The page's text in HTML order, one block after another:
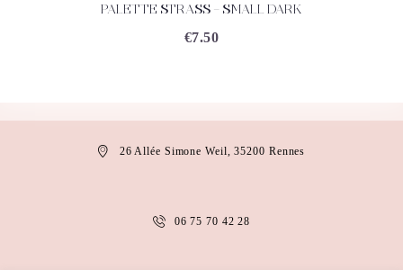
ACHETEZ DÉTAILS
PALETTE STRASS – SMALL DARK
€7.50
26 Allée Simone Weil, 35200 Rennes
06 75 70 42 28